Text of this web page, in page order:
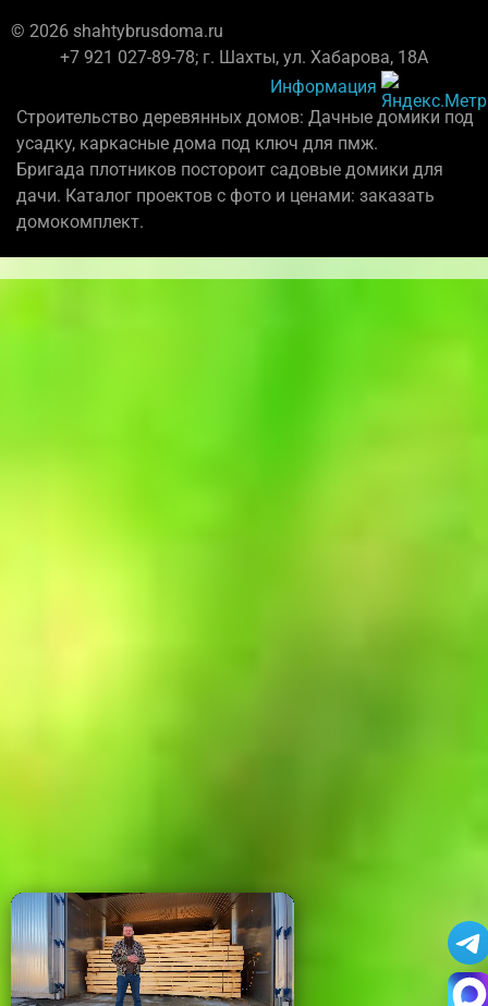
© 2026 shahtybrusdoma.ru
+7 921 027-89-78; г. Шахты, ул. Хабарова, 18А
Информация
Строительство деревянных домов: Дачные домики под
усадку, каркасные дома под ключ для пмж.
Бригада плотников постороит садовые домики для
дачи. Каталог проектов с фото и ценами: заказать
домокомплект.